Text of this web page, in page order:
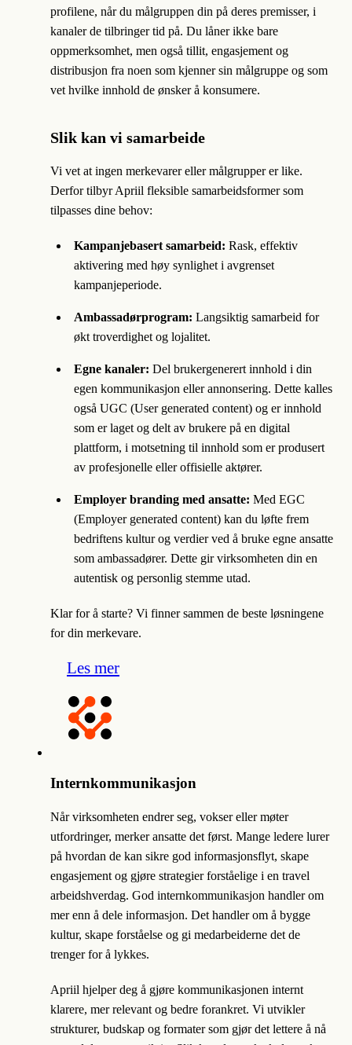
profilene, når du målgruppen din på deres premisser, i
kanaler de tilbringer tid på. Du låner ikke bare
oppmerksomhet, men også tillit, engasjement og
distribusjon fra noen som kjenner sin målgruppe og som
vet hvilke innhold de ønsker å konsumere.
Slik kan vi samarbeide
Vi vet at ingen merkevarer eller målgrupper er like.
Derfor tilbyr Apriil fleksible samarbeidsformer som
tilpasses dine behov:
Kampanjebasert samarbeid: Rask, effektiv
aktivering med høy synlighet i avgrenset
kampanjeperiode.
Ambassadørprogram: Langsiktig samarbeid for
økt troverdighet og lojalitet.
Egne kanaler: Del brukergenerert innhold i din
egen kommunikasjon eller annonsering. Dette kalles
også UGC (User generated content) og er innhold
som er laget og delt av brukere på en digital
plattform, i motsetning til innhold som er produsert
av profesjonelle eller offisielle aktører.
Employer branding med ansatte: Med EGC
(Employer generated content) kan du løfte frem
bedriftens kultur og verdier ved å bruke egne ansatte
som ambassadører. Dette gir virksomheten din en
autentisk og personlig stemme utad.
Klar for å starte? Vi finner sammen de beste løsningene
for din merkevare.
Les mer
Internkommunikasjon
Når virksomheten endrer seg, vokser eller møter
utfordringer, merker ansatte det først. Mange ledere lurer
på hvordan de kan sikre god informasjonsflyt, skape
engasjement og gjøre strategier forståelige i en travel
arbeidshverdag. God internkommunikasjon handler om
mer enn å dele informasjon. Det handler om å bygge
kultur, skape forståelse og gi medarbeiderne det de
trenger for å lykkes.
Apriil hjelper deg å gjøre kommunikasjonen internt
klarere, mer relevant og bedre forankret. Vi utvikler
strukturer, budskap og formater som gjør det lettere å nå